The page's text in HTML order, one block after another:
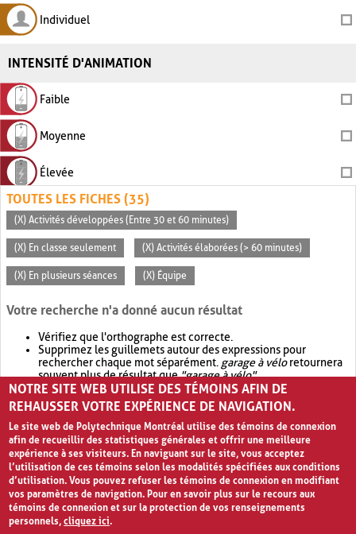
Individuel
INTENSITÉ D'ANIMATION
Faible
Moyenne
Élevée
TOUTES LES FICHES (35)
(X) Activités développées (Entre 30 et 60 minutes)
(X) En classe seulement (X) Activités élaborées (> 60 minutes)
(X) En plusieurs séances (X) Équipe
Votre recherche n'a donné aucun résultat
Vérifiez que l'orthographe est correcte.
Supprimez les guillemets autour des expressions pour
rechercher chaque mot séparément. garage à véloretournera
souvent plus de résultat que"garage à vélo".
Envisagez d'élargir votre recherche avec OR.garage OR vélo
retournera souvent plus de résultat quegarage à vélo
NOTRE SITE WEB UTILISE DES TÉMOINS AFIN DE
REHAUSSER VOTRE EXPÉRIENCE DE NAVIGATION.
Le site web de Polytechnique Montréal utilise des témoins de connexion
afin de recueillir des statistiques générales et offrir une meilleure
expérience à ses visiteurs. En naviguant sur le site, vous acceptez
l’utilisation de ces témoins selon les modalités spécifiées aux conditions
d’utilisation. Vous pouvez refuser les témoins de connexion en modifiant
vos paramètres de navigation. Pour en savoir plus sur le recours aux
témoins de connexion et sur la protection de vos renseignements
personnels,cliquez ici.